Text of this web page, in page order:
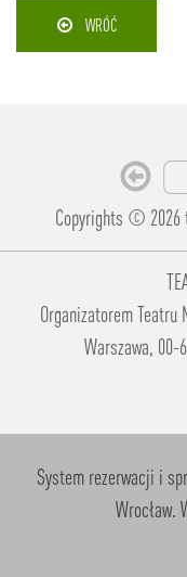
WRÓĆ
Copyrights © 2026
Organizatorem Teatru
Warszawa, 00-
System rezerwacji i
Wrocław.